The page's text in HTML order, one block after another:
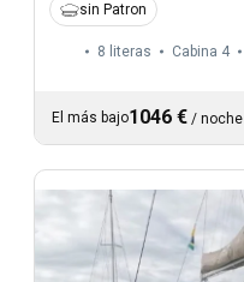
sin Patron
8 literas Cabina 4
El más bajo1046 € / noche